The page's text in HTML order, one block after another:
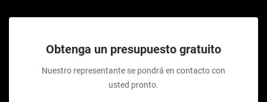
Obtenga un presupuesto gratuito
Nuestro representante se pondrá en contacto con
usted pronto.